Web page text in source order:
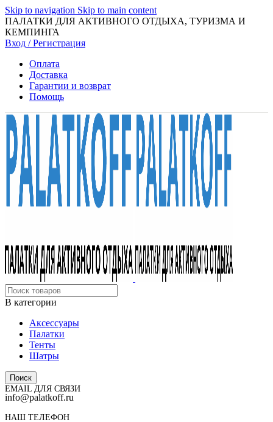
Skip to navigation Skip to main content
ПАЛАТКИ ДЛЯ АКТИВНОГО ОТДЫХА, ТУРИЗМА И
КЕМПИНГА
Вход / Регистрация
Оплата
Доставка
Гарантии и возврат
Помощь
В категории
Аксессуары
Палатки
Тенты
Шатры
Поиск
EMAIL ДЛЯ СВЯЗИ
info@palatkoff.ru
НАШ ТЕЛЕФОН